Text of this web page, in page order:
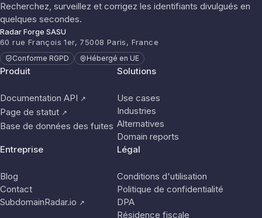
Recherchez, surveillez et corrigez les identifiants divulgués en
quelques secondes.
Radar Forge SASU
60 rue François 1er, 75008 Paris, France
Conforme RGPD Hébergé en UE
Produit
Documentation API ↗
Page de statut ↗
Base de données des fuites
Solutions
Use cases
Industries
Alternatives
Domain reports
Entreprise
Blog
Contact
SubdomainRadar.io ↗
Légal
Conditions d'utilisation
Politique de confidentialité
DPA
Résidence fiscale